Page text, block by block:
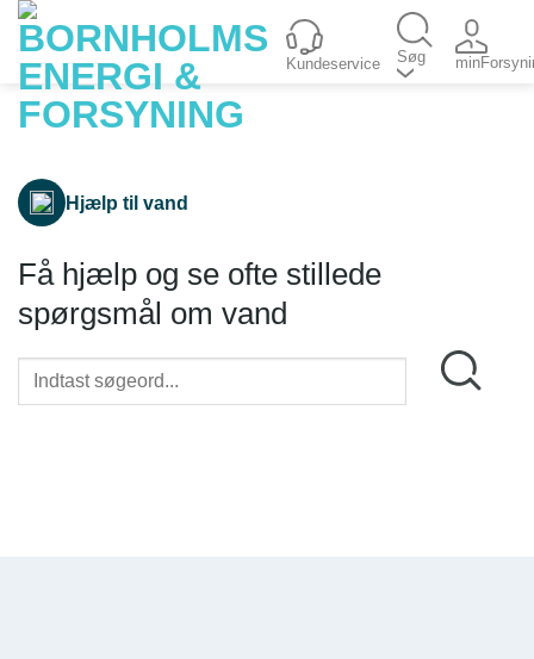
Fortsæt
indhold
Kundeservice Søg
Hjælp til vand
Få hjælp og se ofte stillede
spørgsmål om vand